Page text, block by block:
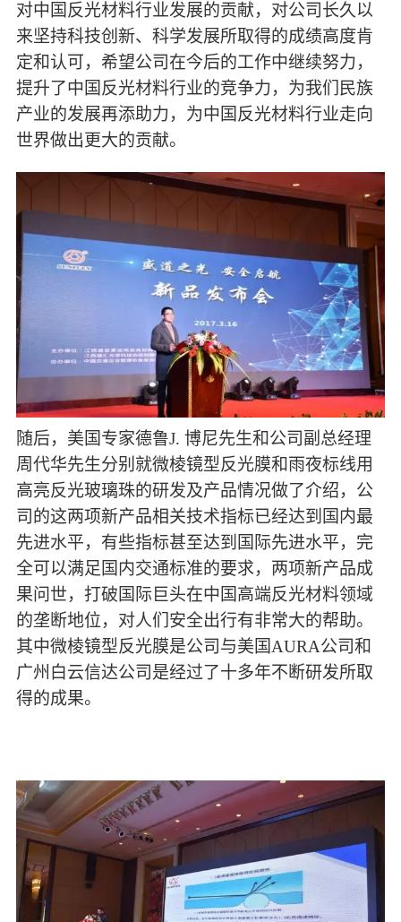
对中国反光材料行业发展的贡献，对公司长久以
来坚持科技创新、科学发展所取得的成绩高度肯
定和认可，希望公司在今后的工作中继续努力，
提升了中国反光材料行业的竞争力，为我们民族
产业的发展再添助力，为中国反光材料行业走向
世界做出更大的贡献。
随后，美国专家德鲁J. 博尼先生和公司副总经理
周代华先生分别就微棱镜型反光膜和 雨夜标线用
高亮反光玻璃珠的研发及产品情况做了介绍， 公
司的这两项新产品相关技术指标已经达到国内最
先进水平，有些指标甚至达到国际先进水平，完
全可以满足国内交通标准的要求，两项新产品成
果问世，打破国际巨头在中国高端反光材料领域
的垄断地位，对人们安全出行有非常大的帮助。
其中微棱镜型反光膜是公司与美国AURA公司和
广州白云信达公司是经过了十多年不断研发所取
得的成果。